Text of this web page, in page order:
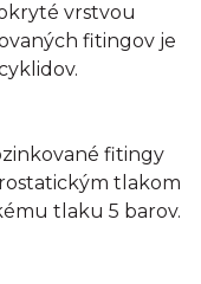
vrstvou
fitingov je
fitingy
tlakom
tlaku 5 barov.